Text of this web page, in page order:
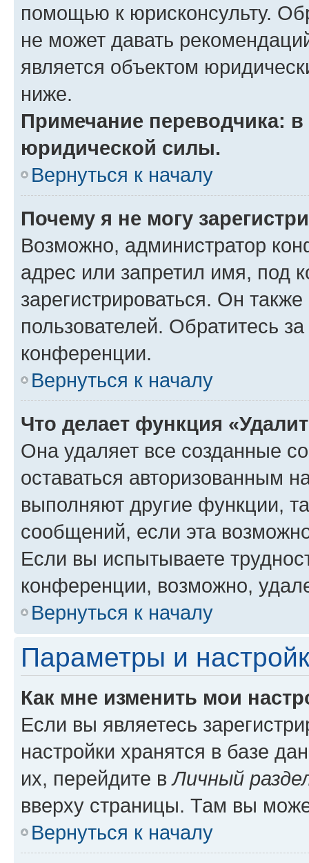
помощью к юрисконсульту.
не может давать
является объектом
ниже.
Примечание переводчика:
юридической силы.
Вернуться к началу
Почему я не могу
Возможно, администратор
адрес или запретил имя, под
зарегистрироваться. Он
пользователей. Обратитесь
конференции.
Вернуться к началу
Что делает функция
Она удаляет все созданные
оставаться авторизованным
выполняют другие функции,
сообщений, если эта
Если вы испытываете
конференции, возможно,
Вернуться к началу
Параметры и
Как мне изменить мои
Если вы являетесь
настройки хранятся в базе
их, перейдите вЛичный
вверху страницы. Там вы
Вернуться к началу